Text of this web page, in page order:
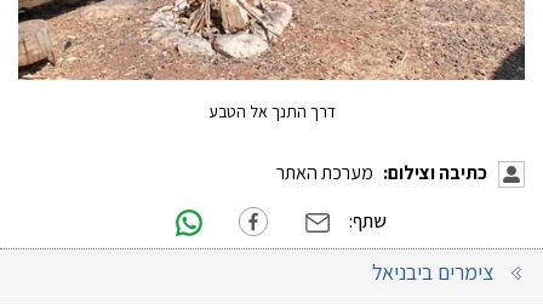
צימרים ביבניאל
כתיבה וצילום: מערכת האתר
שתף:
דרך התנך אל הטבע